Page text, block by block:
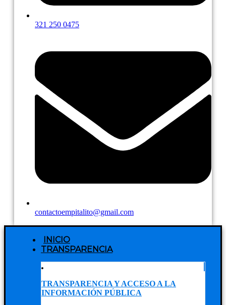
321 250 0475
contactoempitalito@gmail.com
INICIO
TRANSPARENCIA
TRANSPARENCIA Y ACCESO A LA
INFORMACIÓN PÚBLICA